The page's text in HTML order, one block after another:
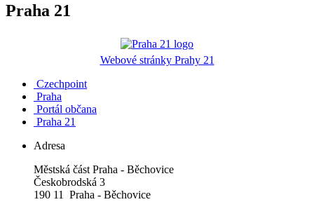
Praha 21
Webové stránky Prahy 21
Czechpoint
Praha
Portál občana
Praha 21
Adresa
Městská část Praha - Běchovice
Českobrodská 3
190 11 Praha - Běchovice